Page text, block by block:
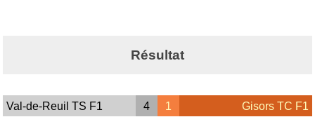
Résultat
Val-de-Reuil TS F1 4 1 Gisors TC F1